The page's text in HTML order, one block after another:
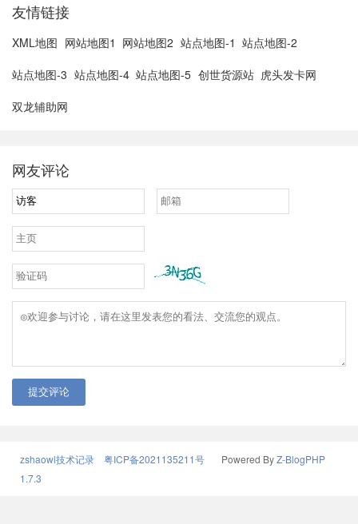
友情链接
XML地图 网站地图1 网站地图2 站点地图-1 站点地图-2
站点地图-3 站点地图-4 站点地图-5 创世货源站 虎头发卡网
双龙辅助网
网友评论
提交评论
zshaowl技术记录 粤ICP备2021135211号 Powered ByZ-BlogPHP
1.7.3